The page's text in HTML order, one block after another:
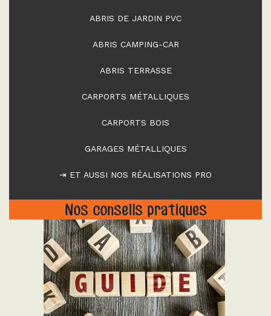
ABRIS DE JARDIN PVC
ABRIS CAMPING-CAR
ABRIS TERRASSE
CARPORTS MÉTALLIQUES
CARPORTS BOIS
GARAGES MÉTALLIQUES
⇥ ET AUSSI NOS RÉALISATIONS PRO
Nos conseils pratiques
"